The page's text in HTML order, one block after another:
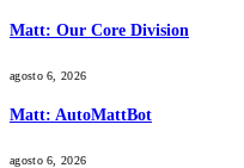
Matt: Our Core Division
agosto 6, 2026
Matt: AutoMattBot
agosto 6, 2026